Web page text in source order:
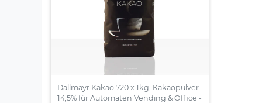
Dallmayr Kakao 720 x 1kg, Kakaopulver
14,5% für Automaten Vending & Office -